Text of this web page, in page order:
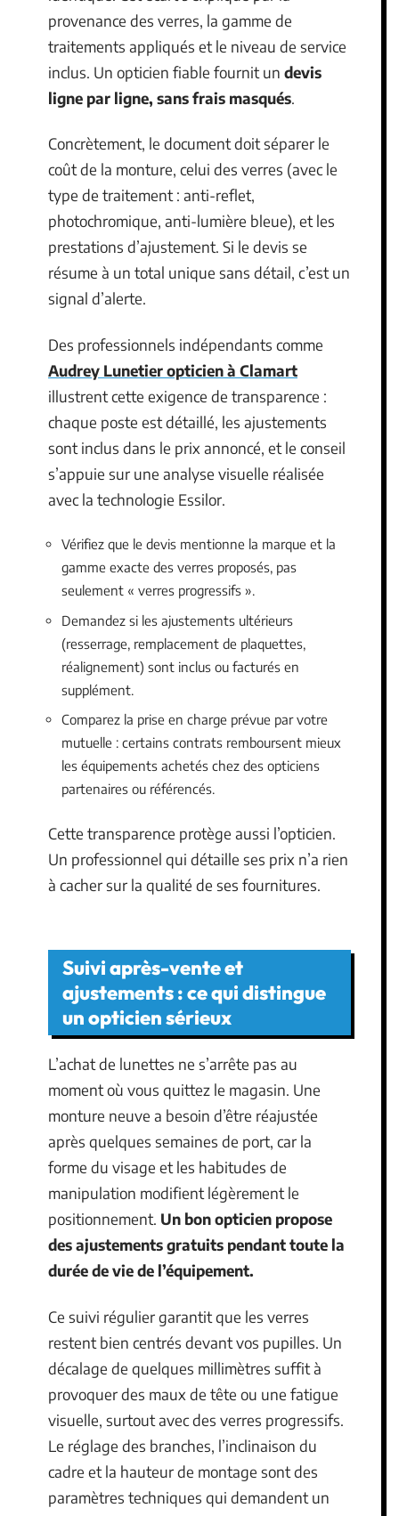
provenance des verres, la gamme de
traitements appliqués et le niveau de service
inclus. Un opticien fiable fournit un devis
ligne par ligne, sans frais masqués.
Concrètement, le document doit séparer le
coût de la monture, celui des verres (avec le
type de traitement : anti-reflet,
photochromique, anti-lumière bleue), et les
prestations d’ajustement. Si le devis se
résume à un total unique sans détail, c’est un
signal d’alerte.
Des professionnels indépendants comme
Audrey Lunetier opticien à Clamart
illustrent cette exigence de transparence :
chaque poste est détaillé, les ajustements
sont inclus dans le prix annoncé, et le conseil
s’appuie sur une analyse visuelle réalisée
avec la technologie Essilor.
Vérifiez que le devis mentionne la marque et la
gamme exacte des verres proposés, pas
seulement « verres progressifs ».
Demandez si les ajustements ultérieurs
(resserrage, remplacement de plaquettes,
réalignement) sont inclus ou facturés en
supplément.
Comparez la prise en charge prévue par votre
mutuelle : certains contrats remboursent mieux
les équipements achetés chez des opticiens
partenaires ou référencés.
Cette transparence protège aussi l’opticien.
Un professionnel qui détaille ses prix n’a rien
à cacher sur la qualité de ses fournitures.
Suivi après-vente et
ajustements : ce qui distingue
un opticien sérieux
L’achat de lunettes ne s’arrête pas au
moment où vous quittez le magasin. Une
monture neuve a besoin d’être réajustée
après quelques semaines de port, car la
forme du visage et les habitudes de
manipulation modifient légèrement le
positionnement. Un bon opticien propose
des ajustements gratuits pendant toute la
durée de vie de l’équipement.
Ce suivi régulier garantit que les verres
restent bien centrés devant vos pupilles. Un
décalage de quelques millimètres suffit à
provoquer des maux de tête ou une fatigue
visuelle, surtout avec des verres progressifs.
Le réglage des branches, l’inclinaison du
cadre et la hauteur de montage sont des
paramètres techniques qui demandent un